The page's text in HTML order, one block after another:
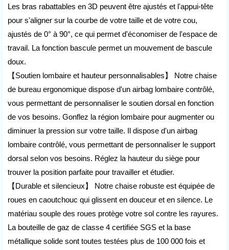
Les bras rabattables en 3D peuvent être ajustés et l'appui-tête
pour s'aligner sur la courbe de votre taille et de votre cou,
ajustés de 0° à 90°, ce qui permet d'économiser de l'espace de
travail. La fonction bascule permet un mouvement de bascule
doux.
【Soutien lombaire et hauteur personnalisables】 Notre chaise
de bureau ergonomique dispose d'un airbag lombaire contrôlé,
vous permettant de personnaliser le soutien dorsal en fonction
de vos besoins. Gonflez la région lombaire pour augmenter ou
diminuer la pression sur votre taille. Il dispose d'un airbag
lombaire contrôlé, vous permettant de personnaliser le support
dorsal selon vos besoins. Réglez la hauteur du siège pour
trouver la position parfaite pour travailler et étudier.
【Durable et silencieux】 Notre chaise robuste est équipée de
roues en caoutchouc qui glissent en douceur et en silence. Le
matériau souple des roues protège votre sol contre les rayures.
La bouteille de gaz de classe 4 certifiée SGS et la base
métallique solide sont toutes testées plus de 100 000 fois et